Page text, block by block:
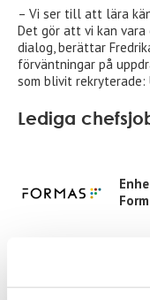
– Vi ser till att lära
Det gör att vi kan
dialog, berättar
förväntningar på
som blivit rekryterade:
Lediga